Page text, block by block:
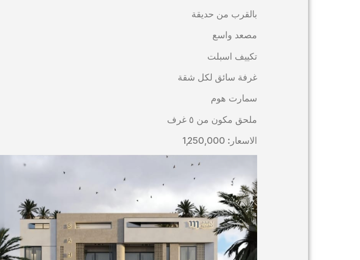
بالقرب من حديقة
مصعد واسع
تكييف اسبلت
غرفة سائق لكل شقة
سمارت هوم
ملحق مكون من ٥ غرف
الاسعار: 1,250,000